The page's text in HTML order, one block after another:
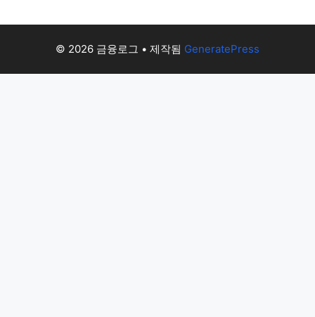
© 2026 금융로그 • 제작됨 GeneratePress